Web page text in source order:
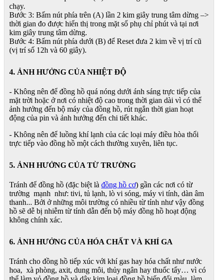
chạy.
Bước 3: Bấm nút phía trên (A) lần 2 kim giây trung tâm dừng –>
thời gian đo được hiển thị trong mặt số phụ chỉ phút và tại nơi
kim giây trung tâm dừng.
Bước 4: Bấm nút phía dưới (B) để Reset đưa 2 kim về vị trí cũ
(vị trí số 12h và 60 giây).
4. ẢNH HƯỞNG CỦA NHIỆT ĐỘ
- Không nên để đồng hồ quá nóng dưới ánh sáng trực tiếp của
mặt trời hoặc ở nơi có nhiệt độ cao trong thời gian dài vì có thể
ảnh hưởng đến bộ máy của đồng hồ, rút ngắn thời gian hoạt
động của pin và ảnh hưởng đến chi tiết khác.
- Không nên để luồng khí lạnh của các loại máy điều hòa thổi
trực tiếp vào đồng hồ một cách thường xuyên, liên tục.
5. ẢNH HƯỞNG CỦA TỪ TRƯỜNG
Tránh để đồng hồ (đặc biệt là đồng hồ cơ) gần các nơi có từ
trường mạnh như: tivi, tủ lạnh, lò vi sóng, máy vi tính, dàn âm
thanh... Bởi ở những môi trường có nhiều từ tính như vậy đồng
hồ sẽ dễ bị nhiễm từ tính dẫn đến bộ máy đồng hồ hoạt động
không chính xác.
6. ẢNH HƯỞNG CỦA HÓA CHẤT VÀ KHÍ GA
Tránh cho đồng hồ tiếp xúc với khí gas hay hóa chất như nước
hoa, xà phòng, axit, dung môi, thủy ngân hay thuốc tẩy… vì có